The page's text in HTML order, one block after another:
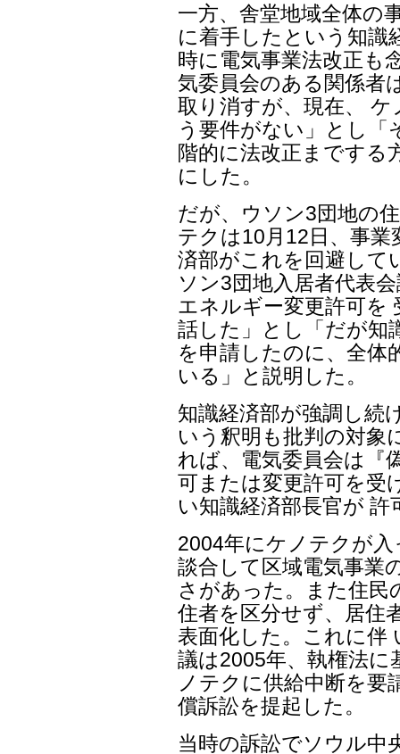
一方、舎堂地域全体の
に着手したという知識
時に電気事業法改正も
気委員会のある関係者
取り消すが、現在、
う要件がない」とし「
階的に法改正までする
にした。
だが、ウソン3団地の
テクは10月12日、事
済部がこれを回避して
ソン3団地入居者代表
エネルギー変更許可を
話した」とし「だが知
を申請したのに、全体
いる」と説明した。
知識経済部が強調し続
いう釈明も批判の対象
れば、電気委員会は『
可または変更許可を受
い知識経済部長官が
2004年にケノテクが
談合して区域電気事業
さがあった。また住民
住者を区分せず、居住
表面化した。これに伴
議は2005年、執権法
ノテクに供給中断を要
償訴訟を提起した。
当時の訴訟でソウル中